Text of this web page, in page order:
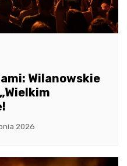
Wilanowskie
2026